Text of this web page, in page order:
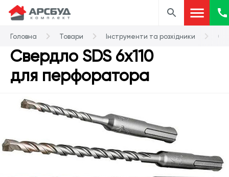
Головна Товари Інструменти та розхідники
Свердло SDS 6х110
для перфоратора